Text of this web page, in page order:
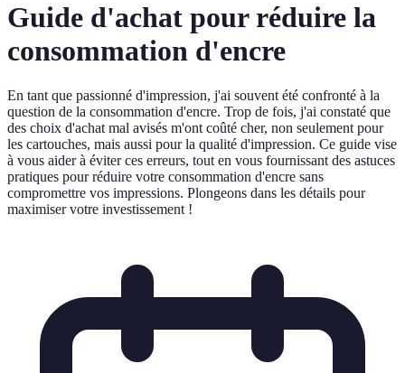
Guide d'achat pour réduire la
consommation d'encre
En tant que passionné d'impression, j'ai souvent été confronté à la
question de la consommation d'encre. Trop de fois, j'ai constaté que
des choix d'achat mal avisés m'ont coûté cher, non seulement pour
les cartouches, mais aussi pour la qualité d'impression. Ce guide vise
à vous aider à éviter ces erreurs, tout en vous fournissant des astuces
pratiques pour réduire votre consommation d'encre sans
compromettre vos impressions. Plongeons dans les détails pour
maximiser votre investissement !